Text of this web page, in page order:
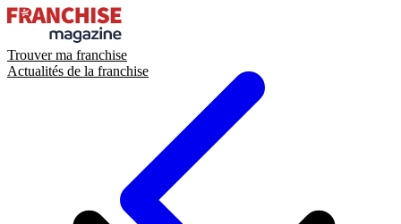
Trouver ma franchise
Actualités de la franchise